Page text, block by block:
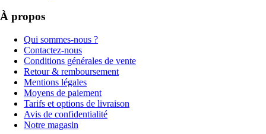
À propos
Qui sommes-nous ?
Contactez-nous
Conditions générales de vente
Retour & remboursement
Mentions légales
Moyens de paiement
Tarifs et options de livraison
Avis de confidentialité
Notre magasin